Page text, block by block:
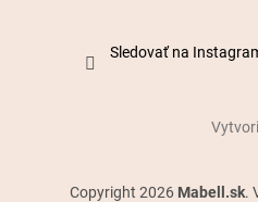
Sledovať na
Copyright 2026 Mabell.sk.